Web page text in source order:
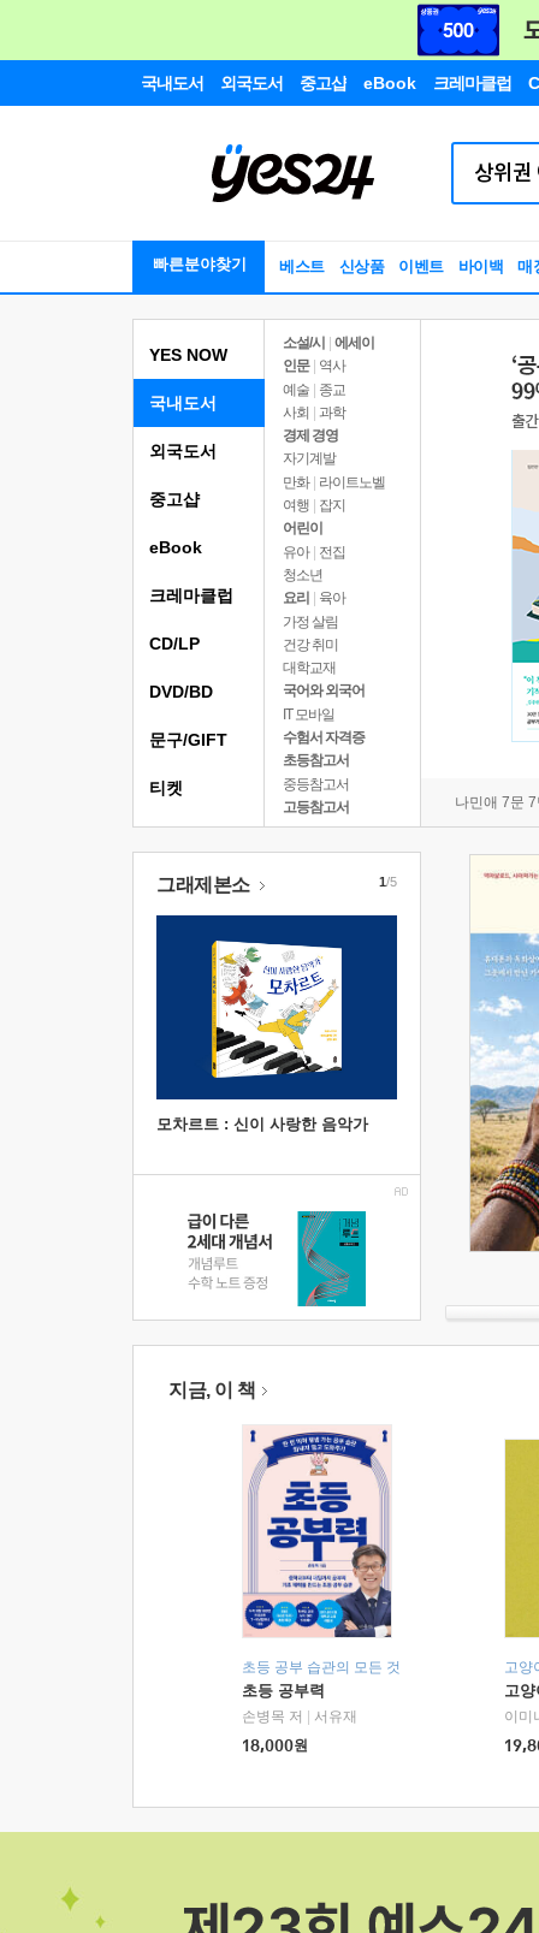
국내도서 외국도서 중고샵 eBook 크레마클럽
빠른분야찾기 베스트 신상품 이벤트 바이백 매
YES NOW
국내도서
소설/시
에세이
인문
역사
예술 | 종교
사회 | 과학
경제 경영
자기계발
만화 | 라이트노벨
여행
잡지
어린이
유아 | 전집
청소년
요리
육아
가정 살림
건강 취미
대학교재
국어와 외국어
IT 모바일
수험서 자격증
초등참고서
중등참고서
고등참고서
나민애 7문
외국도서
중고샵
eBook
크레마클럽
CD/LP
DVD/BD
문구/GIFT
티켓
그래제본소
모차르트 : 신이 사랑한 음악가
1/5
지금, 이 책
초등 공부 습관의 모든 것
초등 공부력
손병목 저
서유재
18,000원
고양
고
이미